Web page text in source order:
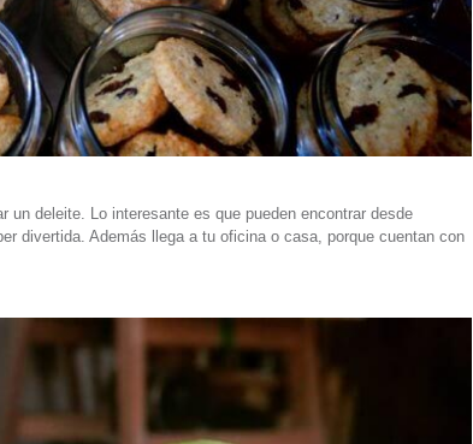
deleite. Lo interesante es que pueden encontrar desde
divertida. Además llega a tu oficina o casa, porque cuentan con